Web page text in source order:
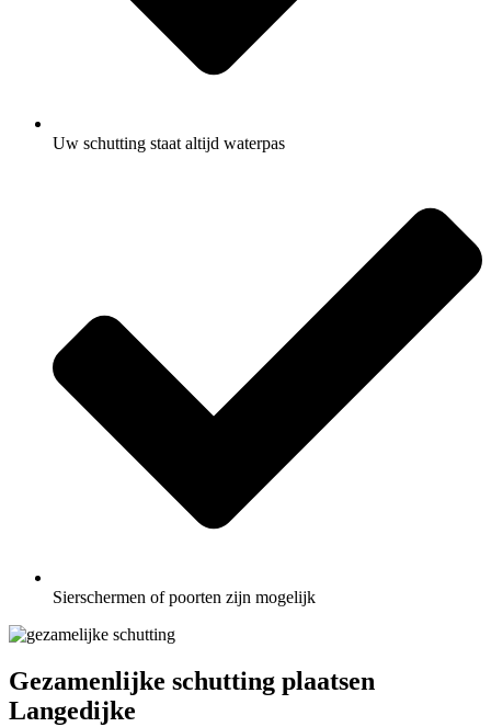
Uw schutting staat altijd waterpas
Sierschermen of poorten zijn mogelijk
Gezamenlijke schutting plaatsen
Langedijke